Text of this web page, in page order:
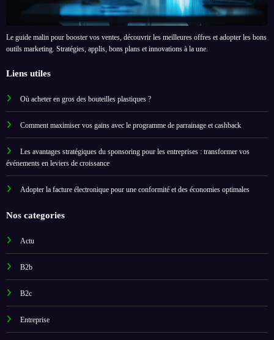
Le guide malin pour booster vos ventes, découvrir les meilleures offres et adopter les bons
outils marketing. Stratégies, applis, bons plans et innovations à la une.
Liens utiles
Où acheter en gros des bouteilles plastiques ?
Comment maximiser vos gains avec le programme de parrainage et cashback
Les avantages stratégiques du sponsoring pour les entreprises : transformer vos
événements en leviers de croissance
Adopter la facture électronique pour une conformité et des économies optimales
Nos categories
Actu
B2b
B2c
Entreprise